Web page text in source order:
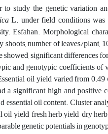
to study the genetic variation
L. under field conditions
Esfahan. Morphological
shoots, number of leaves/plant,
showed, significant differences
and genotypic coefficients
oil yield varied from
a significant high and positive
essential oil content. Cluster
oil yield, fresh herb yield, dry
genetic potentials in